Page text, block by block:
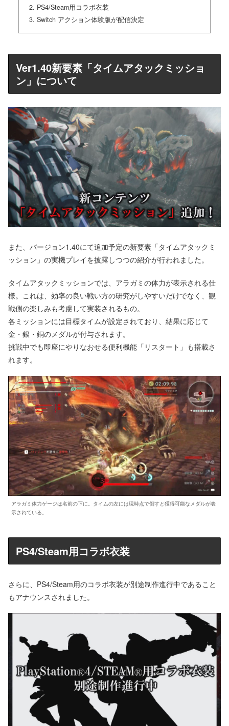
PS4/Steam用コラボ衣装
Switch アクション体験版が配信決定
Ver1.40新要素「タイムアタックミッショ
ン」について
また、バージョン1.40にて追加予定の新要素「タイムアタックミ
ッション」の実機プレイを披露しつつの紹介が行われました。
タイムアタックミッションでは、アラガミの体力が表示される仕
様。これは、効率の良い戦い方の研究がしやすいだけでなく、観
戦側の楽しみも考慮して実装されるもの。
各ミッションには目標タイムが設定されており、結果に応じて
金・銀・銅のメダルが付与されます。
挑戦中でも即座にやりなおせる便利機能「リスタート」も搭載さ
れます。
アラガミ体力ゲージは名前の下に。タイムの左には現時点で倒すと獲得可能なメダルが表
示されている。
PS4/Steam用コラボ衣装
さらに、PS4/Steam用のコラボ衣装が別途制作進行中であること
もアナウンスされました。